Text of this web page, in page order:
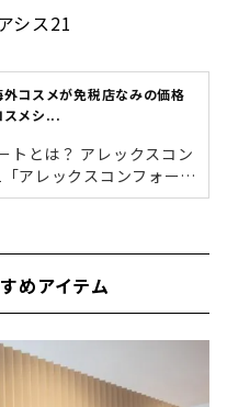
シス21
外コスメが免税店なみの価格
スメシ...
トとは？ アレックスコン
アレックスコンフォート
ンしたのは、名古屋・栄
交通機関の場合・名古
）▼お車の場合名古屋高
錦通を西に500m 店内は
明るく開放的で、訪れやすい雰囲気 ...
めアイテム